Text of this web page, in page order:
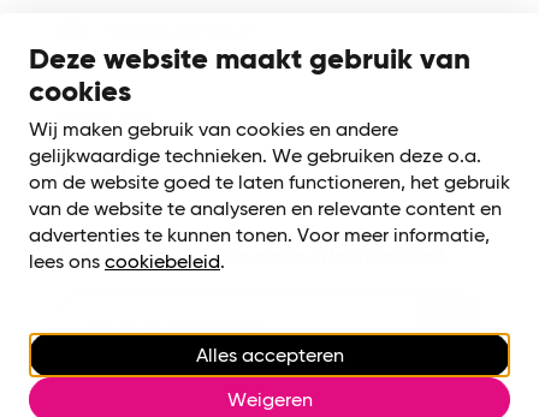
Deze website maakt gebruik van
cookies
Wij maken gebruik van cookies en andere
gelijkwaardige technieken. We gebruiken deze o.a.
om de website goed te laten functioneren, het gebruik
van de website te analyseren en relevante content en
advertenties te kunnen tonen. Voor meer informatie,
lees ons cookiebeleid.
Alles accepteren
Weigeren
Volg ons
Meld je aan voor onze nieuwsbrief
Privacy voorwaarden